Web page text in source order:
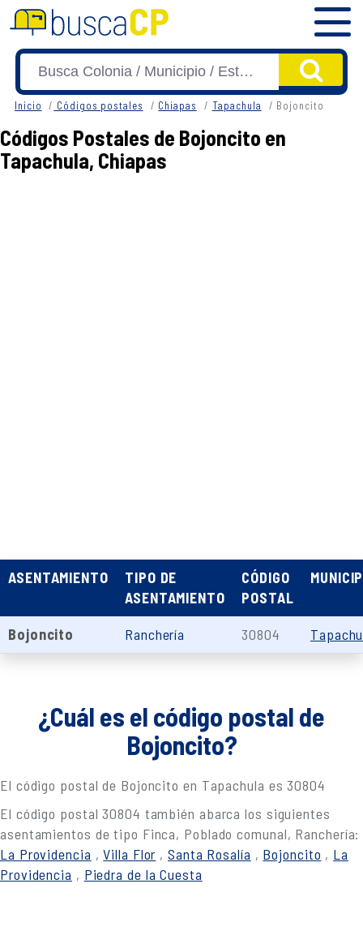
Inicio Códigos postales Chiapas Tapachula Bojoncito
Códigos Postales de Bojoncito en
Tapachula, Chiapas
ASENTAMIENTO
TIPO DE
ASENTAMIENTO
CÓDIGO
POSTAL
Bojoncito Ranchería 30804
¿Cuál es el código postal de
Bojoncito?
El código postal de Bojoncito en Tapachula es 30804
El código postal 30804 también abarca los siguientes
asentamientos de tipo Finca, Poblado comunal, Ranchería:
La Providencia ,Villa Flor ,Santa Rosalía , Bojoncito , La
Providencia , Piedra de la Cuesta